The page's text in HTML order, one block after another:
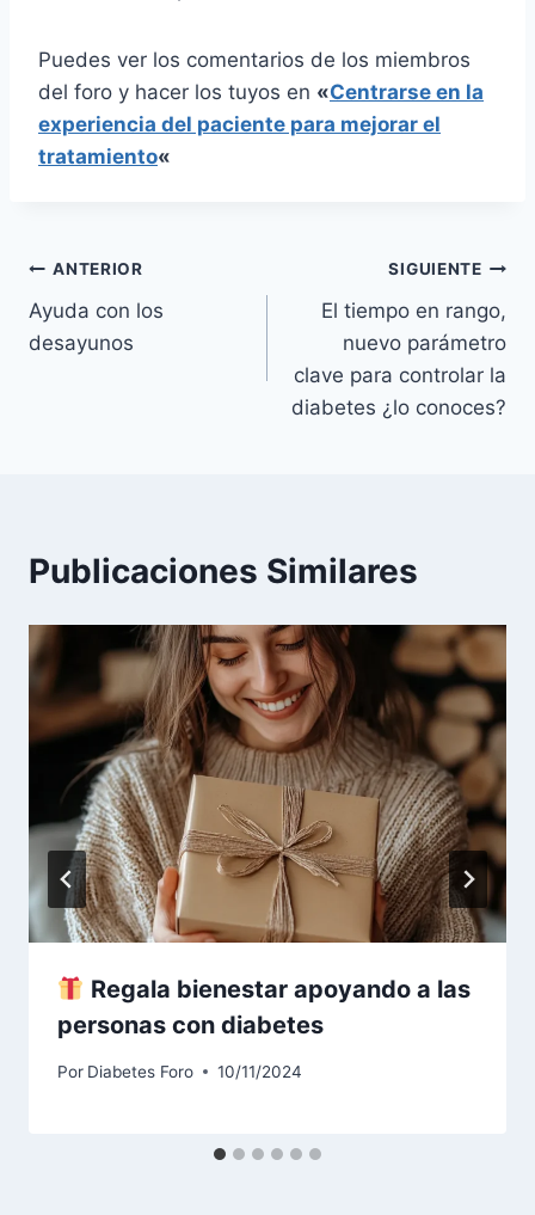
Puedes ver los comentarios de los miembros
del foro y hacer los tuyos en «Centrarse en la
experiencia del paciente para mejorar el
tratamiento«
Navegación
de
ANTERIOR
Ayuda con los
desayunos
SIGUIENTE
El tiempo en rango,
nuevo parámetro
clave para controlar la
diabetes ¿lo conoces?
Publicaciones Similares
Regala bienestar apoyando a las
personas con diabetes
Por Diabetes Foro 10/11/2024